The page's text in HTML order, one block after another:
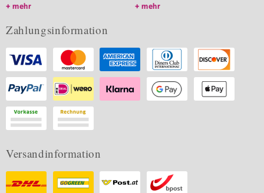
mehr
mehr
Zahlungsinformation
Versandinformation